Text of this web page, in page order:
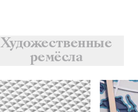
Художественные
ремёсла